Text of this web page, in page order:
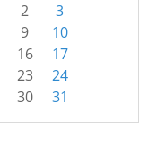
2
3
9
10
16
17
23
24
30 31